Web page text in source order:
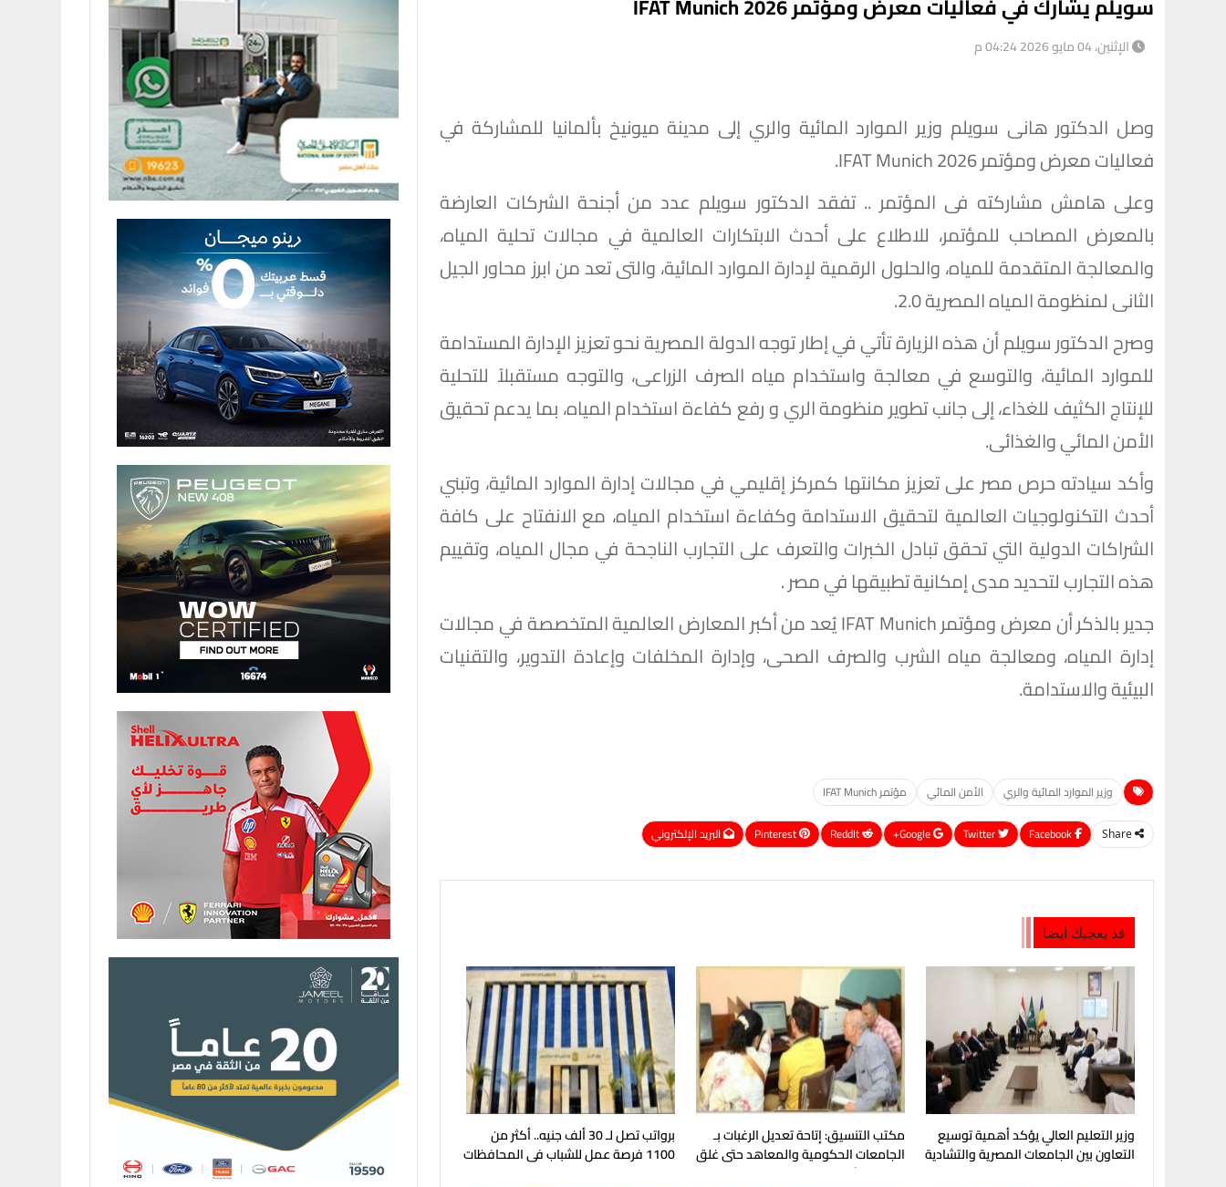
الإثنين، 04 مايو 2026 04:24 م
وصل الدكتور هانى سويلم وزير الموارد المائية والري إلى مدينة ميونيخ بألمانيا للمشاركة في
فعاليات معرض ومؤتمر IFAT Munich 2026.
وعلى هامش مشاركته فى المؤتمر .. تفقد الدكتور سويلم عدد من أجنحة الشركات العارضة
بالمعرض المصاحب للمؤتمر، للاطلاع على أحدث الابتكارات العالمية في مجالات تحلية المياه،
والمعالجة المتقدمة للمياه، والحلول الرقمية لإدارة الموارد المائية، والتى تعد من ابرز محاور الجيل
الثانى لمنظومة المياه المصرية 2.0.
وصرح الدكتور سويلم أن هذه الزيارة تأتي في إطار توجه الدولة المصرية نحو تعزيز الإدارة المستدامة
للموارد المائية، والتوسع في معالجة واستخدام مياه الصرف الزراعى، والتوجه مستقبلاً للتحلية
للإنتاج الكثيف للغذاء، إلى جانب تطوير منظومة الري و رفع كفاءة استخدام المياه، بما يدعم تحقيق
الأمن المائي والغذائى.
وأكد سيادته حرص مصر على تعزيز مكانتها كمركز إقليمي في مجالات إدارة الموارد المائية، وتبني
أحدث التكنولوجيات العالمية لتحقيق الاستدامة وكفاءة استخدام المياه، مع الانفتاح على كافة
الشراكات الدولية التي تحقق تبادل الخبرات والتعرف على التجارب الناجحة في مجال المياه، وتقييم
هذه التجارب لتحديد مدى إمكانية تطبيقها في مصر .
جدير بالذكر أن معرض ومؤتمر IFAT Munich يُعد من أكبر المعارض العالمية المتخصصة في مجالات
إدارة المياه، ومعالجة مياه الشرب والصرف الصحى، وإدارة المخلفات وإعادة التدوير، والتقنيات
البيئية والاستدامة.
وزير الموارد المائية والري الأمن المائي مؤتمر IFAT Munich
Share
Google+
ReddIt
Pinterest البريد الإلكتروني
قد يعجبك ايضا
وزير التعليم العالي يؤكد أهمية توسيع
التعاون بين الجامعات المصرية والتشادية
مكتب التنسيق: إتاحة تعديل الرغبات بـ
الجامعات الحكومية والمعاهد حتى غلق
المرحلة الأولى
برواتب تصل لـ 30 ألف جنيه.. أكثر من
1100 فرصة عمل للشباب فى المحافظات